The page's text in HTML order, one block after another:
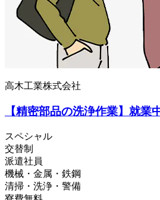
高木工業株式会社
【精密部品の洗浄作業】就
スペシャル
交替制
派遣社員
機械・金属・鉄鋼
清掃・洗浄・警備